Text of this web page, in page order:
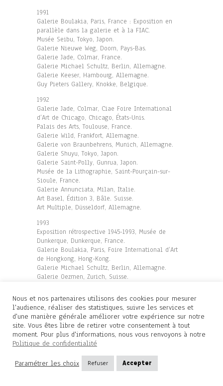
1991
Galerie Boulakia, Paris, France : Exposition en
parallèle dans la galerie et à la FIAC.
Musée Seibu, Tokyo, Japon.
Galerie Nieuwe Weg, Doorn, Pays-Bas.
Galerie Jade, Colmar, France.
Galerie Michael Schultz, Berlin, Allemagne.
Galerie Keeser, Hambourg, Allemagne.
Guy Pieters Gallery, Knokke, Belgique.
1992
Galerie Jade, Colmar, Ciae Foire International
d’Art de Chicago, Chicago, États-Unis.
Palais des Arts, Toulouse, France.
Galerie Wild, Frankfort, Allemagne.
Galerie von Braunbehrens, Munich, Allemagne.
Galerie Shuyu, Tokyo, Japon.
Galerie Saint-Polly, Gunrua, Japon.
Musée de la Lithographie, Saint-Pourçain-sur-
Sioule, France.
Galerie Annunciata, Milan, Italie.
Art Basel, Édition 3, Bâle. Suisse.
Art Multiple, Düsseldorf, Allemagne.
1993
Exposition rétrospective 1945-1993, Musée de
Dunkerque, Dunkerque, France.
Galerie Boulakia, Paris, Foire International d’Art
de Hongkong, Hong-Kong.
Galerie Michael Schultz, Berlin, Allemagne.
Galerie Oezmen, Zurich, Suisse.
1994
Musée des Cordeliers, Châteauroux, France.
OEuvres graphiques, Musée Bertrand, Châteauroux,
France.
Art Cologne 94, Cologne, Allemagne. (Chapel Art
Center, Cologne et Hambourg) : Jean Miotte : «
Black Paintings ».
Galerie Wild, Frankfort, Allemagne.
Galerie Arenthon, Paris, France.
Nous et nos partenaires utilisons des cookies pour mesurer
l'audience, réaliser des statistiques, suivre les services et
d'une manière générale améliorer votre expérience sur notre
site. Vous êtes libre de retirer votre consentement à tout
moment. Pour plus d'informations, nous vous renvoyons à notre
Politique de confidentialité
Paramétrer les choix Refuser Accepter